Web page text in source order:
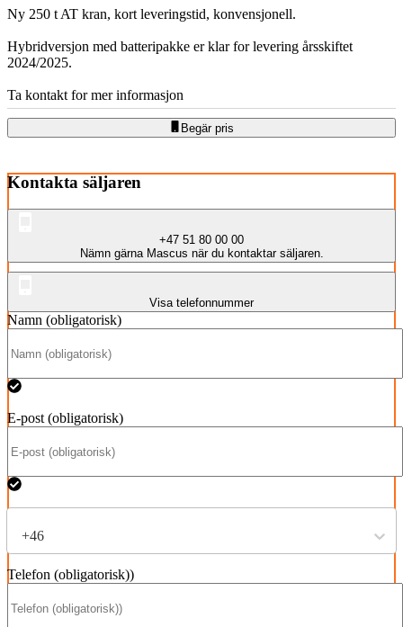
Ny 250 t AT kran, kort leveringstid, konvensjonell.
Hybridversjon med batteripakke er klar for levering årsskiftet
2024/2025.
Ta kontakt for mer informasjon
Begär pris
Kontakta säljaren
+47 51 80 00 00
Nämn gärna Mascus när du kontaktar säljaren.
Visa telefonnummer
Namn (obligatorisk)
E-post (obligatorisk)
+46
Telefon (obligatorisk))